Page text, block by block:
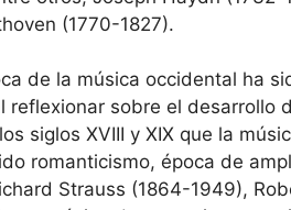
(1770-1827).
de la música occidental ha
reflexionar sobre el desarrollo
siglos XVIII y XIX que la
romanticismo, época de
Strauss (1864-1949),